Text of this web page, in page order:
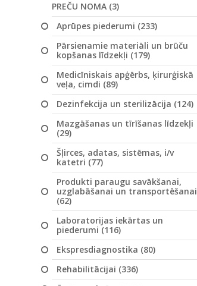
PREČU NOMA (3)
Aprūpes piederumi (233)
Pārsienamie materiāli un brūču
kopšanas līdzekļi (179)
Medicīniskais apģērbs, ķirurģiskā
veļa, cimdi (89)
Dezinfekcija un sterilizācija (124)
Mazgāšanas un tīrīšanas līdzekļi
(29)
Šļirces, adatas, sistēmas, i/v
katetri (77)
Produkti paraugu savākšanai,
uzglabāšanai un transportēšanai
(62)
Laboratorijas iekārtas un
piederumi (116)
Ekspresdiagnostika (80)
Rehabilitācijai (336)